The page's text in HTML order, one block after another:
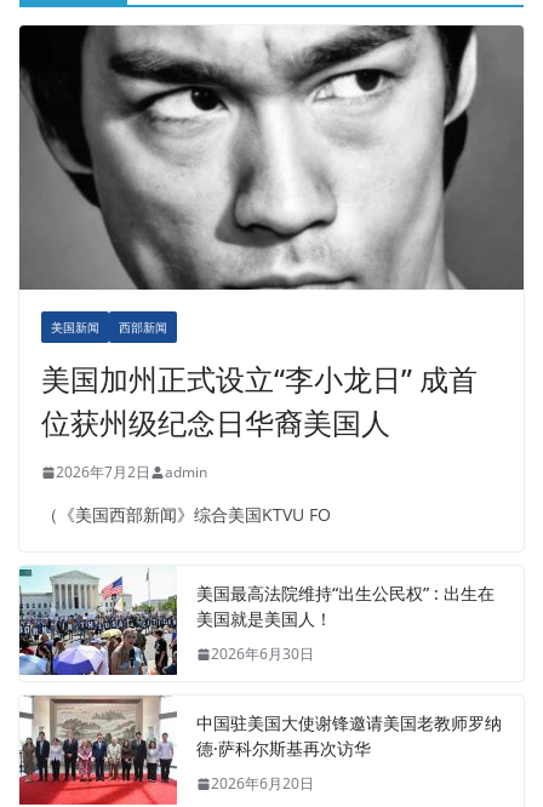
美国新闻 西部新闻
美国加州正式设立“李小龙日” 成首
位获州级纪念日华裔美国人
2026年7月2日 admin
（《美国西部新闻》综合美国KTVU FO
美国最高法院维持“出生公民权” : 出生在
美国就是美国人！
2026年6月30日
中国驻美国大使谢锋邀请美国老教师罗纳
德·萨科尔斯基再次访华
2026年6月20日